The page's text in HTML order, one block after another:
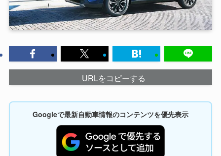
URLをコピーする
Googleで最新自動車情報のコンテンツを優先表示